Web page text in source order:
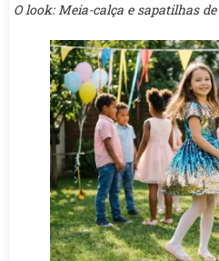
O look: Meia-calça e sapatilhas